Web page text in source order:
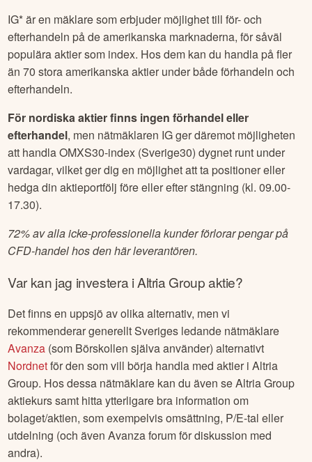
IG* är en mäklare som erbjuder möjlighet till för- och
efterhandeln på de amerikanska marknaderna, för såväl
populära aktier som index. Hos dem kan du handla på fler
än 70 stora amerikanska aktier under både förhandeln och
efterhandeln.
För nordiska aktier finns ingen förhandel eller
efterhandel, men nätmäklaren IG ger däremot möjligheten
att handla OMXS30-index (Sverige30) dygnet runt under
vardagar, vilket ger dig en möjlighet att ta positioner eller
hedga din aktieportfölj före eller efter stängning (kl. 09.00-
17.30).
72% av alla icke-professionella kunder förlorar pengar på
CFD-handel hos den här leverantören.
Var kan jag investera iAltria Groupaktie?
Det finns en uppsjö av olika alternativ, men vi
rekommenderar generellt Sveriges ledande nätmäklare
Avanza (som Börskollen själva använder) alternativt
Nordnetför den som vill börja handla med aktier iAltria
Group. Hos dessa nätmäklare kan du även seAltria Group
aktiekurs samt hitta ytterligare bra information om
bolaget/aktien, som exempelvis omsättning, P/E-tal eller
utdelning (och även Avanza forum för diskussion med
andra).